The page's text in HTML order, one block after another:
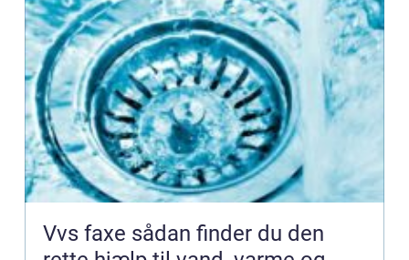
Vvs faxe sådan finder du den